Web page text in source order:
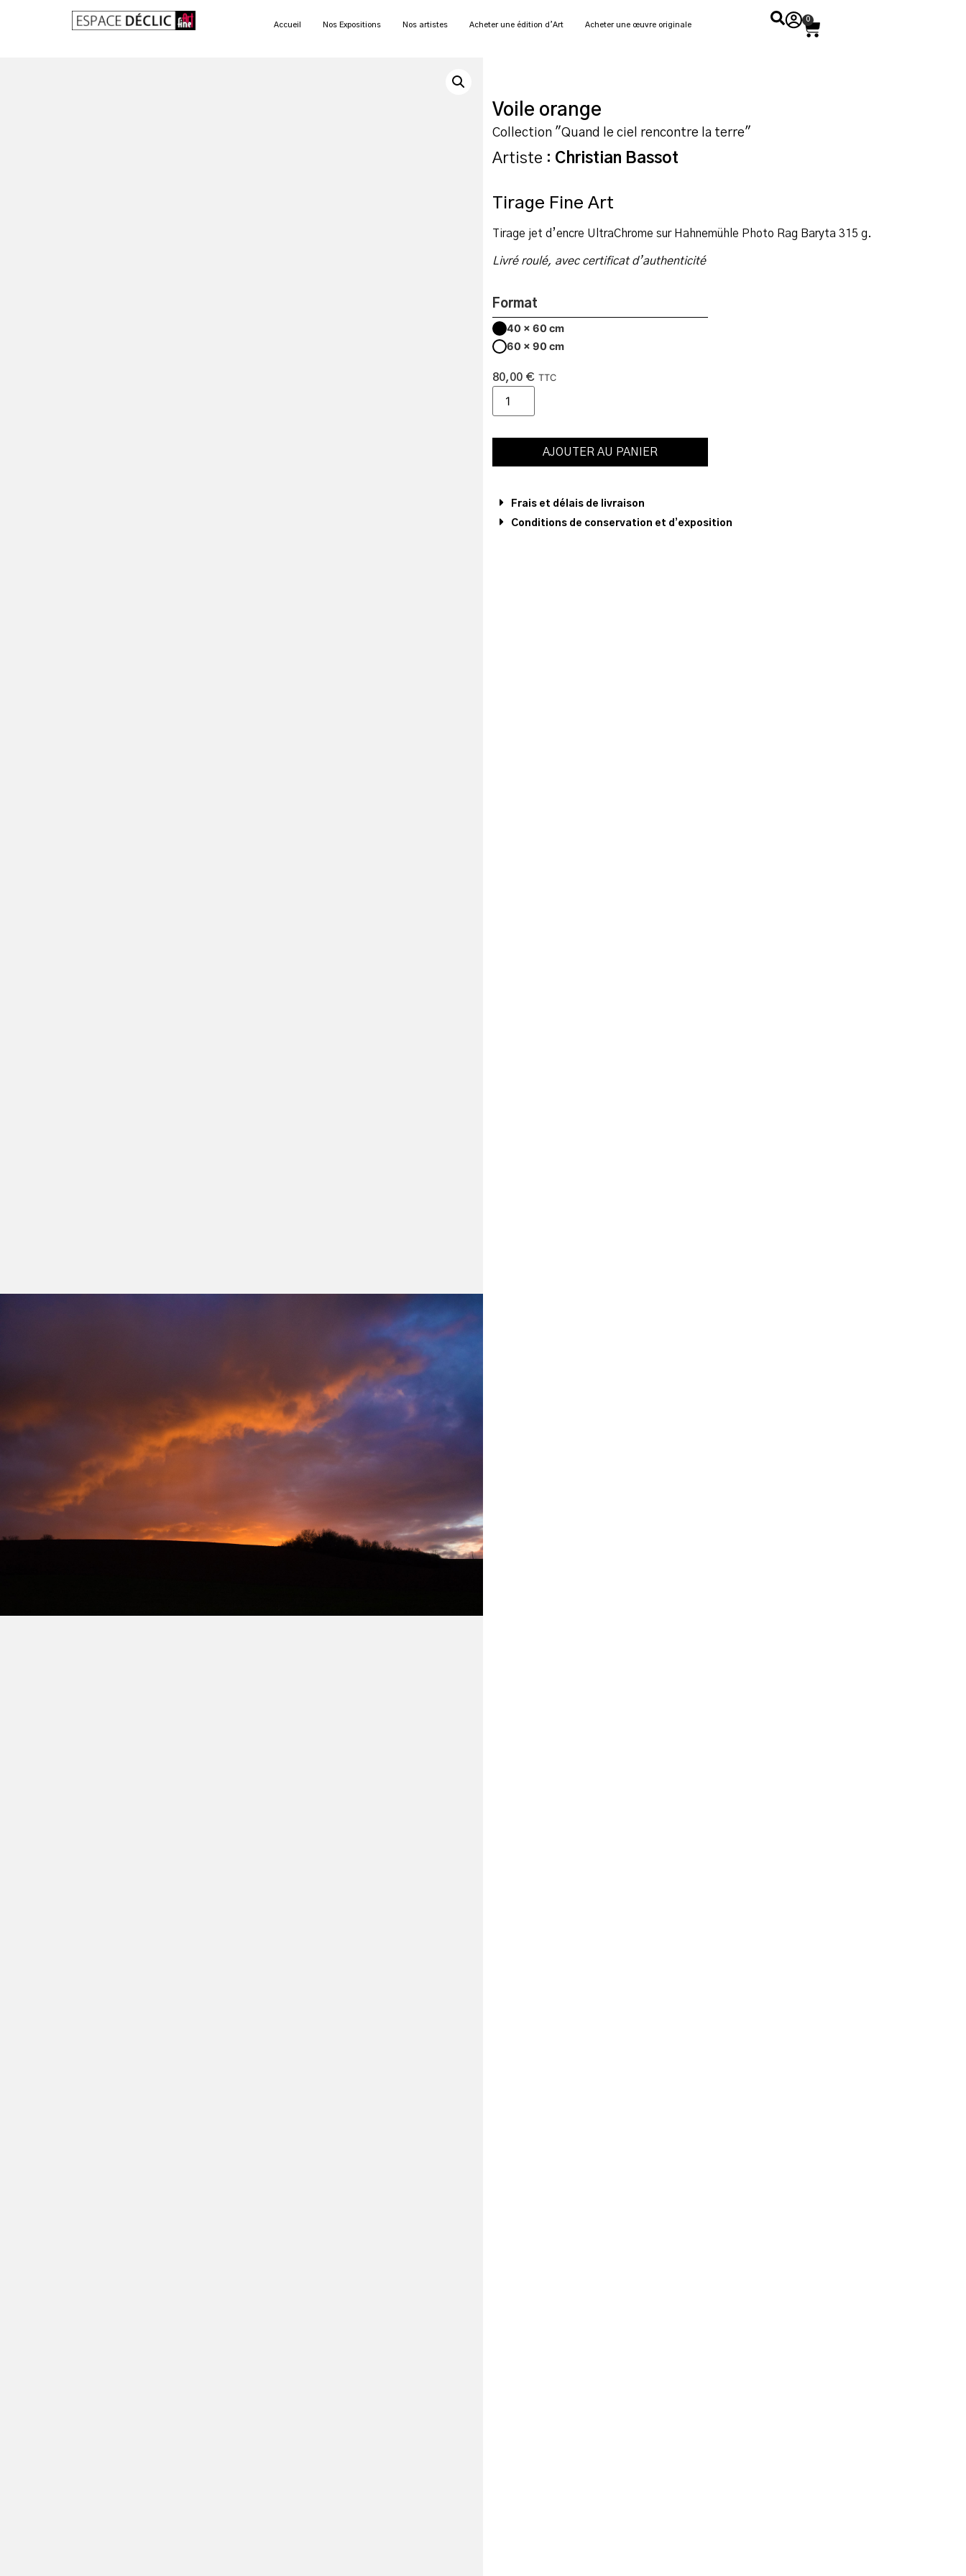
Accueil Nos Expositions Nos artistes Acheter une édition d’Art Acheter une œuvre originale
0
Voile orange
Collection "Quand le ciel rencontre la terre"
Artiste : Christian Bassot
Tirage Fine Art
Tirage jet d’encre UltraChrome sur Hahnemühle Photo Rag Baryta 315 g.
Livré roulé, avec certificat d’authenticité
Format
40 x 60 cm
60 x 90 cm
80,00 € TTC
AJOUTER AU PANIER
Frais et délais de livraison
Conditions de conservation et d’exposition